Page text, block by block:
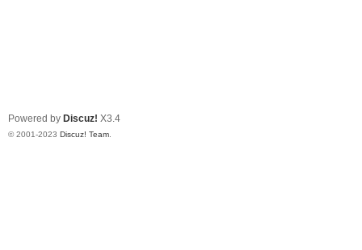
Powered by Discuz! X3.4
© 2001-2023 Discuz! Team